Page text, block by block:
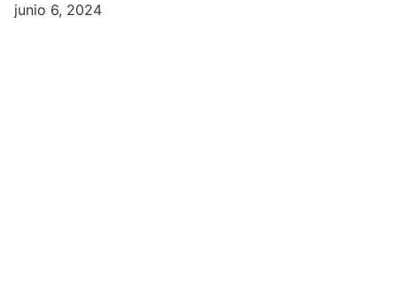
junio 6, 2024